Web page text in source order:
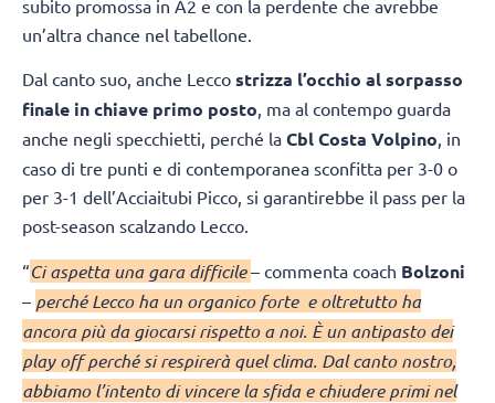
subito promossa in A2 e con la perdente che avrebbe
un’altra chance nel tabellone.
Dal canto suo, anche Lecco strizza l’occhio al sorpasso
finale in chiave primo posto, ma al contempo guarda
anche negli specchietti, perché la Cbl Costa Volpino, in
caso di tre punti e di contemporanea sconfitta per 3-0 o
per 3-1 dell’Acciaitubi Picco, si garantirebbe il pass per la
post-season scalzando Lecco.
“Ci aspetta una gara difficile– commenta coach Bolzoni
– perché Lecco ha un organico forte e oltretutto ha
ancora più da giocarsi rispetto a noi. È un antipasto dei
play off perché si respirerà quel clima. Dal canto nostro,
abbiamo l’intento di vincere la sfida e chiudere primi nel